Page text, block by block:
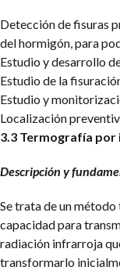
Detección de fisuras
del hormigón, para
Estudio y desarrollo
Estudio de la
Estudio y
Localización
3.3 Termografía
Descripción y
Se trata de un
capacidad para
radiación infrarroja
transformarlo